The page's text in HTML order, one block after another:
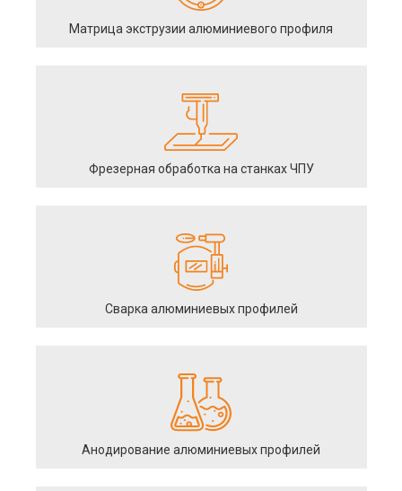
Матрица экструзии алюминиевого профиля
Фрезерная обработка на станках ЧПУ
Сварка алюминиевых профилей
Анодирование алюминиевых профилей